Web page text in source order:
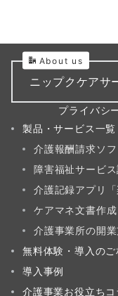
About us
ニップクケアサ
プライバシ
製品・サービス一覧
介護報酬請求ソフ
障害福祉サービス
介護記録アプリ
ケアマネ文書作成
介護事業所の開
無料体験・導入のご
導入事例
介護事業お役立ちコ